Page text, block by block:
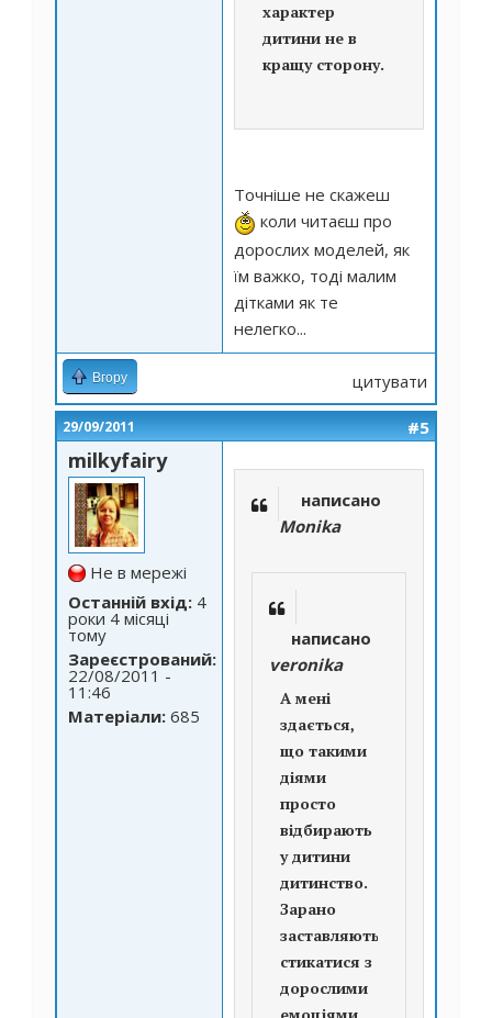
характер
дитини не в
кращу сторону.
Точніше не скажеш
коли читаєш про
дорослих моделей, як
їм важко, тоді малим
дітками як те
нелегко...
Вгору цитувати
29/09/2011 #5
milkyfairy
Не в мережі
Останній вхід: 4
роки 4 місяці
тому
Зареєстрований:
22/08/2011 -
11:46
Матеріали: 685
написано
Monika
написано
veronika
А мені
здається,
що такими
діями
просто
відбирають
у дитини
дитинство.
Зарано
заставляють
стикатися з
дорослими